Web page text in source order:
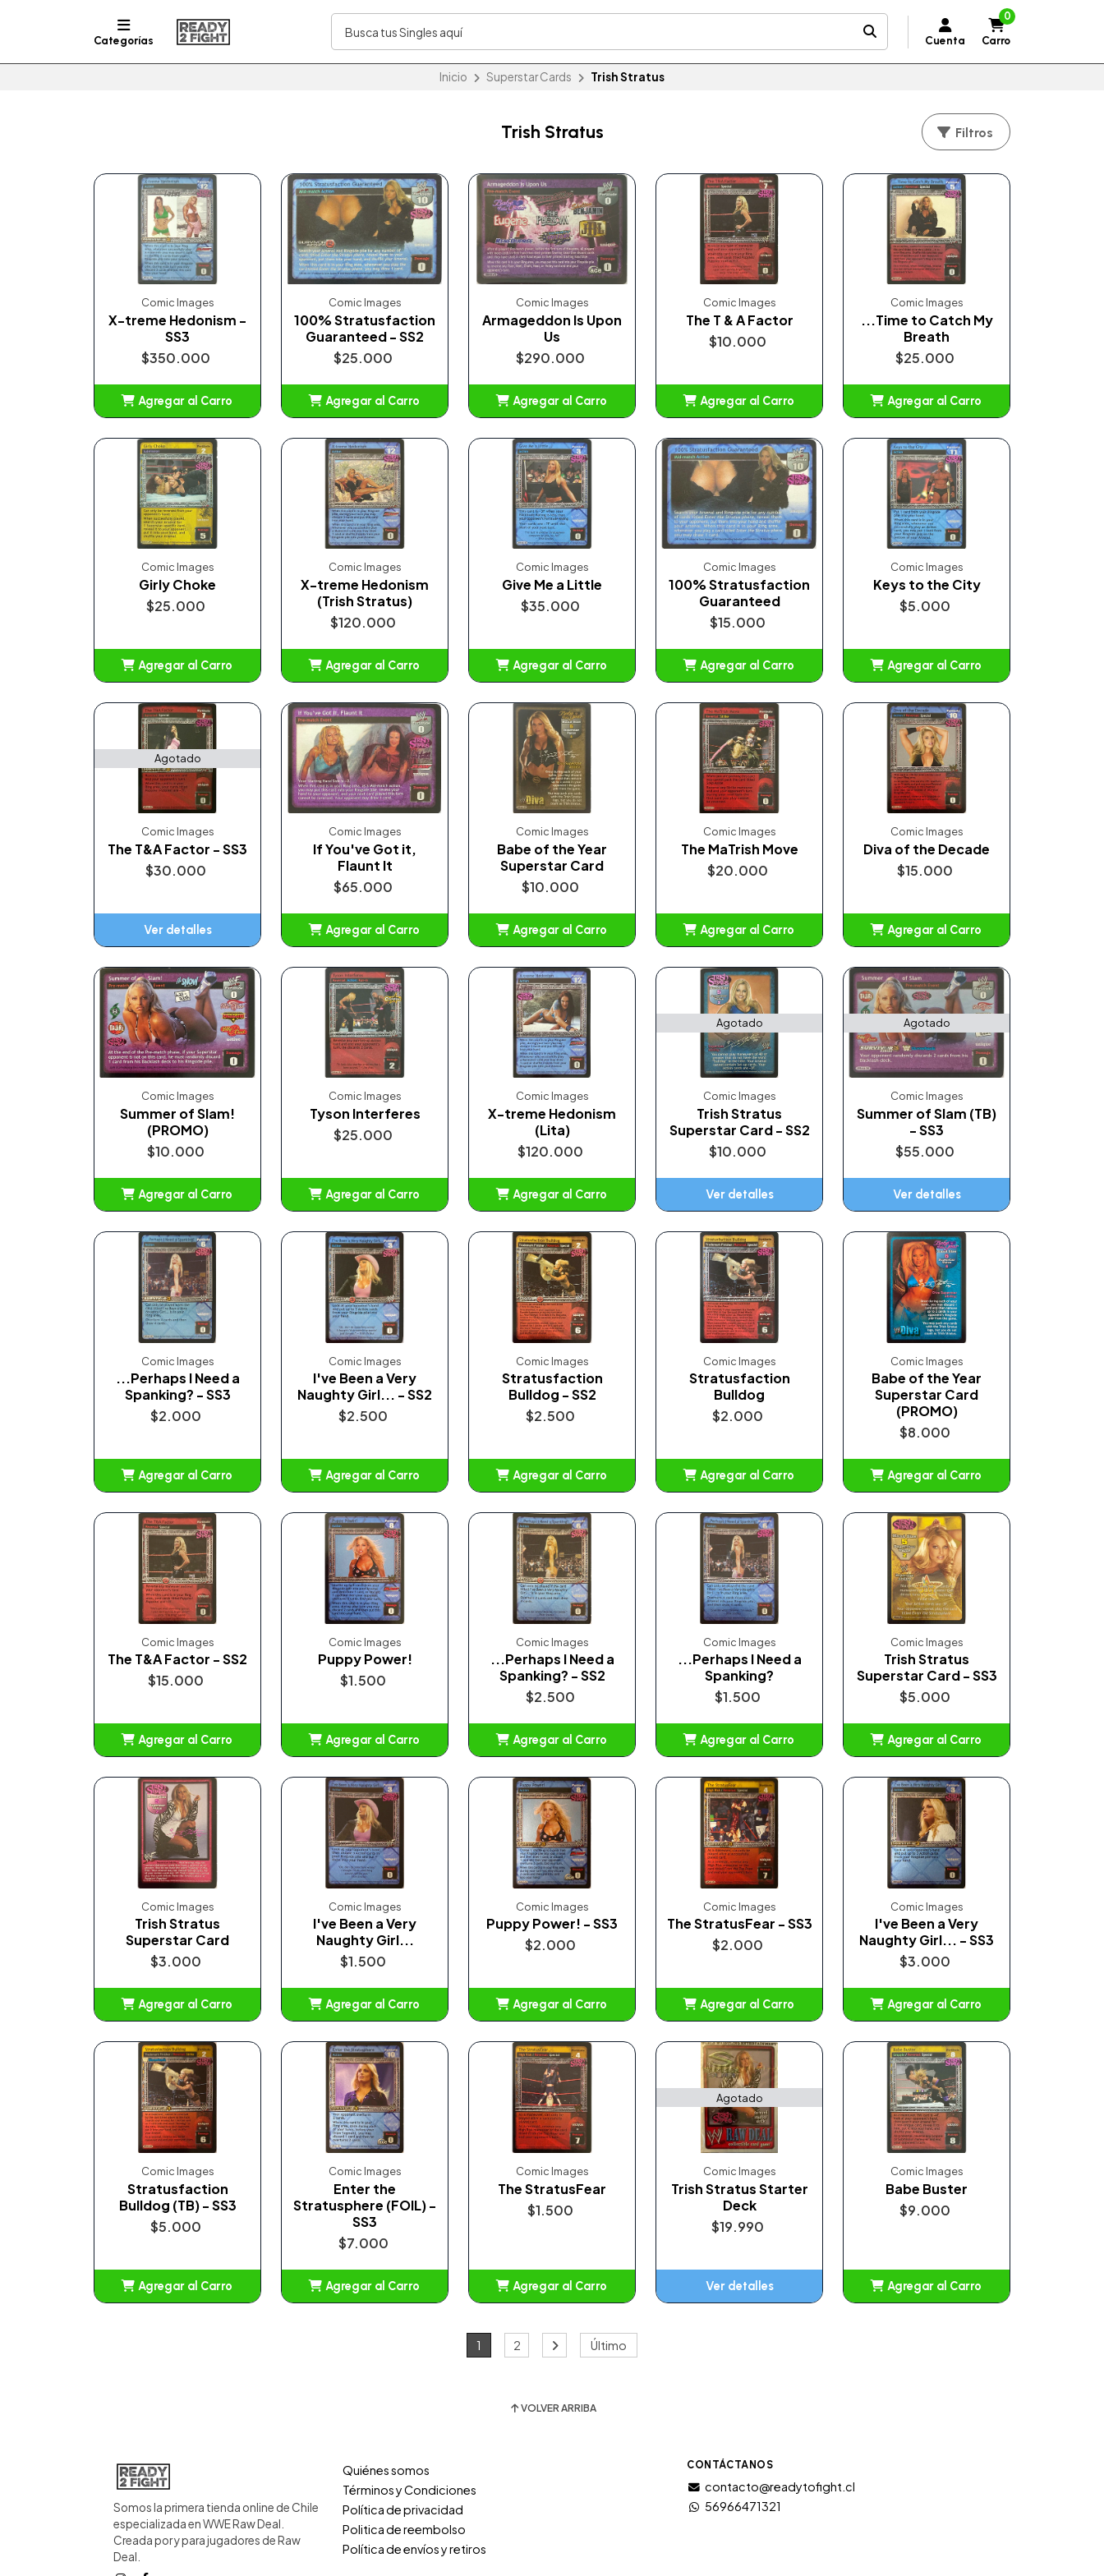
Categorías Cuenta
0
Carro
Inicio Superstar Cards Trish Stratus
Trish Stratus Filtros
Comic Images
X-treme Hedonism -
SS3
$350.000
Agregar al Carro
Comic Images
100% Stratusfaction
Guaranteed - SS2
$25.000
Agregar al Carro
Comic Images
Armageddon Is Upon
Us
$290.000
Agregar al Carro
Comic Images
The T & A Factor
$10.000
Agregar al Carro
Comic Images
...Time to Catch My
Breath
$25.000
Agregar al Carro
Comic Images
Girly Choke
$25.000
Agregar al Carro
Comic Images
X-treme Hedonism
(Trish Stratus)
$120.000
Agregar al Carro
Comic Images
Give Me a Little
$35.000
Agregar al Carro
Comic Images
100% Stratusfaction
Guaranteed
$15.000
Agregar al Carro
Comic Images
Keys to the City
$5.000
Agregar al Carro
Agotado
Comic Images
The T&A Factor - SS3
$30.000
Ver detalles
Comic Images
If You've Got it,
Flaunt It
$65.000
Agregar al Carro
Comic Images
Babe of the Year
Superstar Card
$10.000
Agregar al Carro
Comic Images
The MaTrish Move
$20.000
Agregar al Carro
Comic Images
Diva of the Decade
$15.000
Agregar al Carro
Comic Images
Summer of Slam!
(PROMO)
$10.000
Agregar al Carro
Comic Images
Tyson Interferes
$25.000
Agregar al Carro
Comic Images
X-treme Hedonism
(Lita)
$120.000
Agregar al Carro
Agotado
Comic Images
Trish Stratus
Superstar Card - SS2
$10.000
Ver detalles
Agotado
Comic Images
Summer of Slam (TB)
- SS3
$55.000
Ver detalles
Comic Images
...Perhaps I Need a
Spanking? - SS3
$2.000
Agregar al Carro
Comic Images
I've Been a Very
Naughty Girl... - SS2
$2.500
Agregar al Carro
Comic Images
Stratusfaction
Bulldog - SS2
$2.500
Agregar al Carro
Comic Images
Stratusfaction
Bulldog
$2.000
Agregar al Carro
Comic Images
Babe of the Year
Superstar Card
(PROMO)
$8.000
Agregar al Carro
Comic Images
The T&A Factor - SS2
$15.000
Agregar al Carro
Comic Images
Puppy Power!
$1.500
Agregar al Carro
Comic Images
...Perhaps I Need a
Spanking? - SS2
$2.500
Agregar al Carro
Comic Images
...Perhaps I Need a
Spanking?
$1.500
Agregar al Carro
Comic Images
Trish Stratus
Superstar Card - SS3
$5.000
Agregar al Carro
Comic Images
Trish Stratus
Superstar Card
$3.000
Agregar al Carro
Comic Images
I've Been a Very
Naughty Girl...
$1.500
Agregar al Carro
Comic Images
Puppy Power! - SS3
$2.000
Agregar al Carro
Comic Images
The StratusFear - SS3
$2.000
Agregar al Carro
Comic Images
I've Been a Very
Naughty Girl... - SS3
$3.000
Agregar al Carro
Comic Images
Stratusfaction
Bulldog (TB) - SS3
$5.000
Agregar al Carro
Comic Images
Enter the
Stratusphere (FOIL) -
SS3
$7.000
Agregar al Carro
Comic Images
The StratusFear
$1.500
Agregar al Carro
Agotado
Comic Images
Trish Stratus Starter
Deck
$19.990
Ver detalles
Comic Images
Babe Buster
$9.000
Agregar al Carro
1
2 Último
VOLVER ARRIBA
Somos la primera tienda online de Chile
especializada en WWE Raw Deal.
Creada por y para jugadores de Raw
Deal.
Quiénes somos
Términos y Condiciones
Política de privacidad
Politica de reembolso
Política de envíos y retiros
CONTÁCTANOS
contacto@readytofight.cl
56966471321